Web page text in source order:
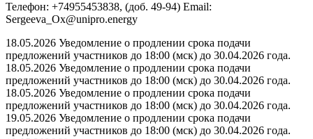
Телефон: +74955453838, (доб. 49-94) Email:
Sergeeva_Ox@unipro.energy
18.05.2026 Уведомление о продлении срока подачи
предложений участников до 18:00 (мск) до 30.04.2026 года.
18.05.2026 Уведомление о продлении срока подачи
предложений участников до 18:00 (мск) до 30.04.2026 года.
18.05.2026 Уведомление о продлении срока подачи
предложений участников до 18:00 (мск) до 30.04.2026 года.
19.05.2026 Уведомление о продлении срока подачи
предложений участников до 18:00 (мск) до 30.04.2026 года.